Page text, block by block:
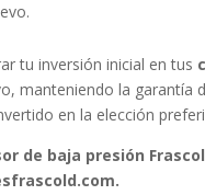
tu inversión inicial en tus
manteniendo la garantía
en la elección
de baja presión